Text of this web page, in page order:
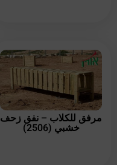
مرفق للكلاب – نفق زحف
خشبي (2506)